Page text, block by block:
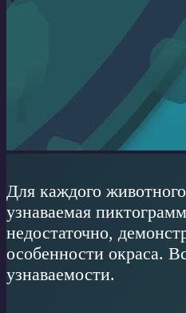
Для каждого
узнаваемая
недостаточно,
особенности окраса.
узнаваемости.